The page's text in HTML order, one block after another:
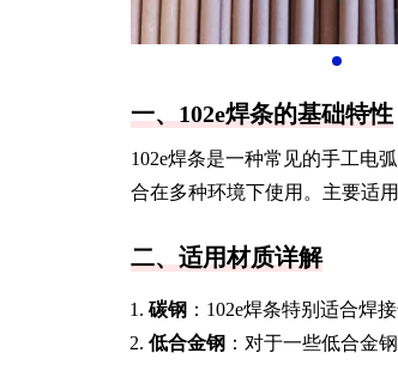
一、102e焊条的基础特性
102e焊条是一种常见的手工电
合在多种环境下使用。主要适
二、适用材质详解
碳钢 ：102e焊条特别适合焊
低合金钢 ：对于一些低合金